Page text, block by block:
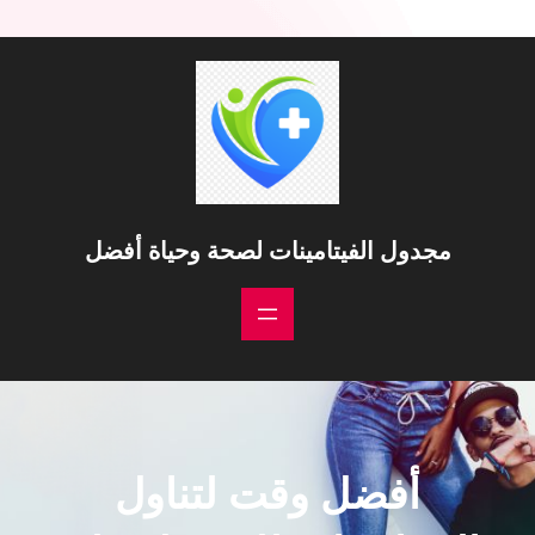
مجدول الفيتامينات لصحة وحياة أفضل
أفضل وقت لتناول